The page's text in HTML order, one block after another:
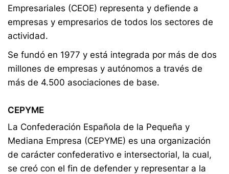
Empresariales (CEOE) representa y defiende a
empresas y empresarios de todos los sectores de
actividad.
Se fundó en 1977 y está integrada por más de dos
millones de empresas y autónomos a través de
más de 4.500 asociaciones de base.
CEPYME
La Confederación Española de la Pequeña y
Mediana Empresa (CEPYME) es una organización
de carácter confederativo e intersectorial, la cual,
se creó con el fin de defender y representar a la